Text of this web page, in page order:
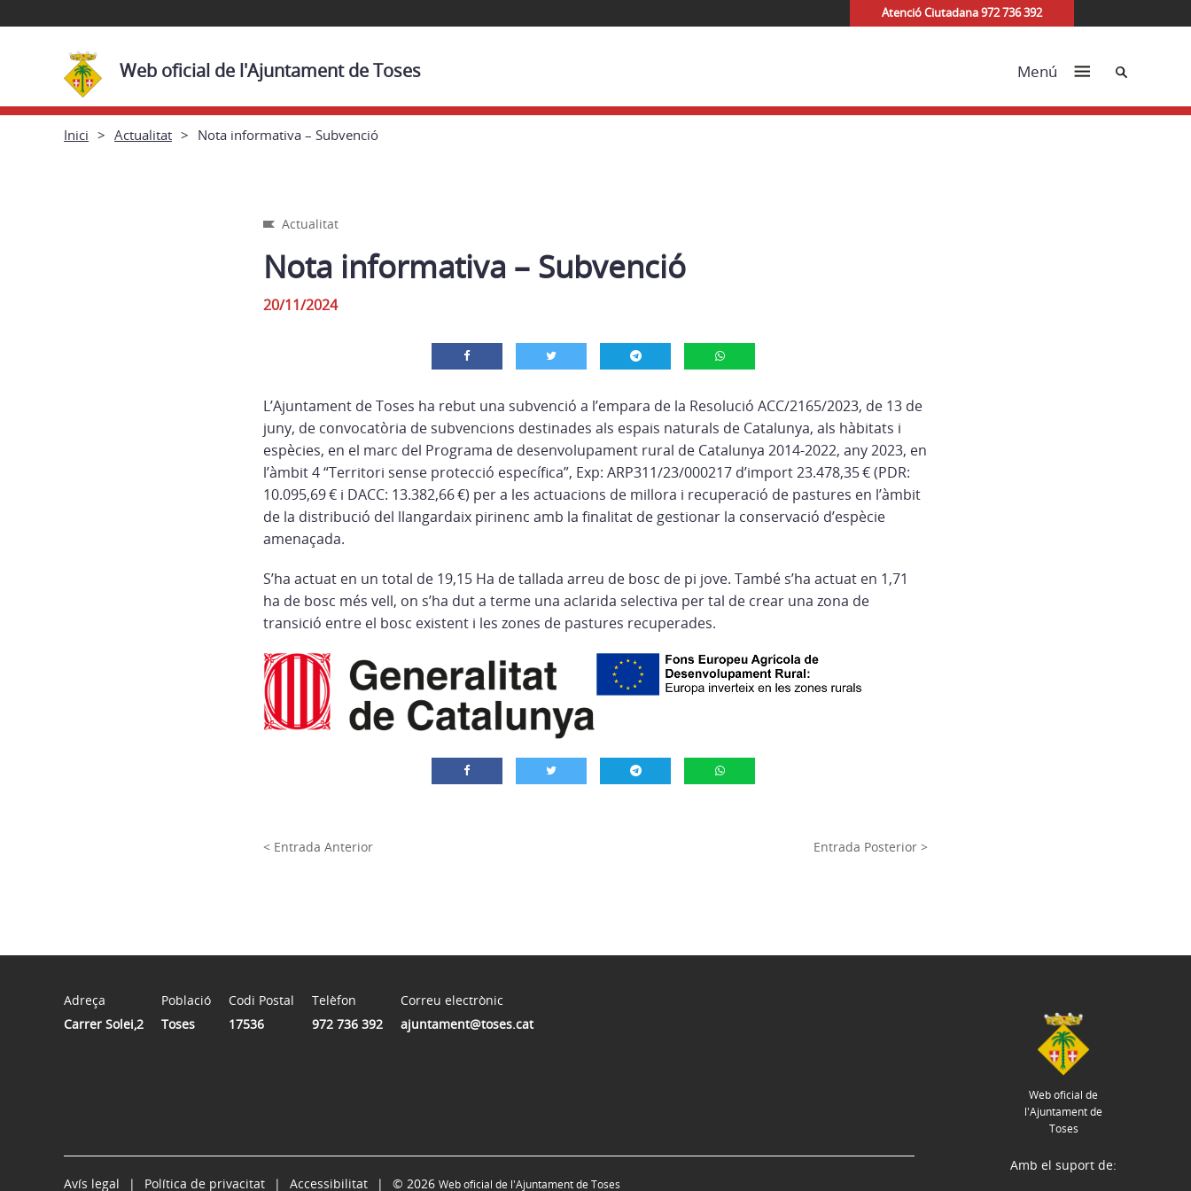
Atenció Ciutadana 972 736 392
Web oficial de l'Ajuntament de Toses Menú Cerca
Inici Actualitat Nota informativa – Subvenció
Actualitat
Nota informativa – Subvenció
20/11/2024
L’Ajuntament de Toses ha rebut una subvenció a l’empara de la Resolució ACC/2165/2023, de 13 de
juny, de convocatòria de subvencions destinades als espais naturals de Catalunya, als hàbitats i
espècies, en el marc del Programa de desenvolupament rural de Catalunya 2014-2022, any 2023, en
l’àmbit 4 “Territori sense protecció específica”, Exp: ARP311/23/000217 d’import 23.478,35 € (PDR:
10.095,69 € i DACC: 13.382,66 €) per a les actuacions de millora i recuperació de pastures en l’àmbit
de la distribució del llangardaix pirinenc amb la finalitat de gestionar la conservació d’espècie
amenaçada.
S’ha actuat en un total de 19,15 Ha de tallada arreu de bosc de pi jove. També s’ha actuat en 1,71
ha de bosc més vell, on s’ha dut a terme una aclarida selectiva per tal de crear una zona de
transició entre el bosc existent i les zones de pastures recuperades.
< Entrada Anterior Entrada Posterior >
Adreça
Carrer Solei,2
Població
Toses
Codi Postal
17536
Telèfon
972 736 392
Correu electrònic
ajuntament@toses.cat
Web oficial de
l'Ajuntament de
Toses
Avís legal Política de privacitat Accessibilitat © 2026 Web oficial de l'Ajuntament de Toses
Amb el suport de: